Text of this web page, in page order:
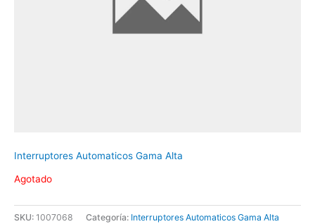
Interruptores Automaticos Gama Alta
Agotado
SKU: 1007068 Categoría: Interruptores Automaticos Gama Alta